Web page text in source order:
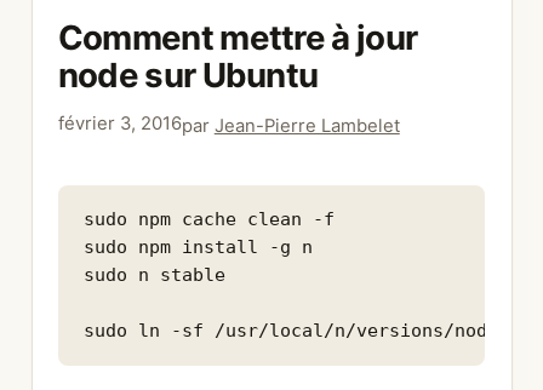
Comment mettre à jour
node sur Ubuntu
février 3, 2016par Jean-Pierre Lambelet
sudo npm cache clean -f
sudo npm install -g n
sudo n stable